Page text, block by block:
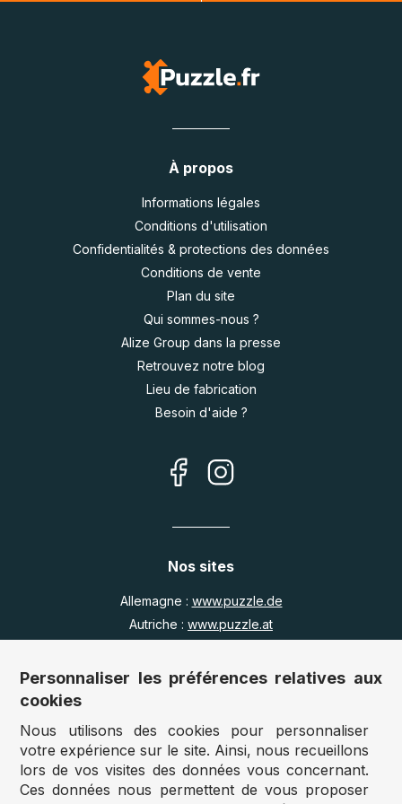
À propos
Informations légales
Conditions d'utilisation
Confidentialités & protections des données
Conditions de vente
Plan du site
Qui sommes-nous ?
Alize Group dans la presse
Retrouvez notre blog
Lieu de fabrication
Besoin d'aide ?
Nos sites
Allemagne : www.puzzle.de
Autriche : www.puzzle.at
Royaume Uni :
www.jigsawpuzzle.co.uk
Accès revendeurs / détaillants
Vous avez un magasin ?
Vous souhaitez accéder à nos prix revendeurs ?
Personnaliser les préférences relatives aux
cookies
Nous utilisons des cookies pour personnaliser
votre expérience sur le site. Ainsi, nous recueillons
lors de vos visites des données vous concernant.
Ces données nous permettent de vous proposer